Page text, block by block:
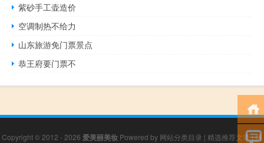
紫砂手工壶造价
空调制热不给力
山东旅游免门票景点
恭王府要门票不
Copyright © 2012 - 2026 爱美丽美妆 Powered by 网站分类目录 | 精选推荐文章|网